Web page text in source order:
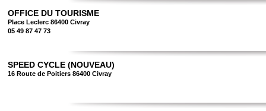
OFFICE DU TOURISME
Place Leclerc 86400 Civray
05 49 87 47 73
SPEED CYCLE (NOUVEAU)
16 Route de Poitiers 86400 Civray